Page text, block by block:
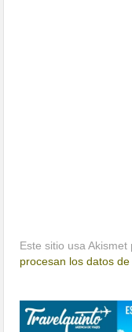
Este sitio usa
procesan los datos